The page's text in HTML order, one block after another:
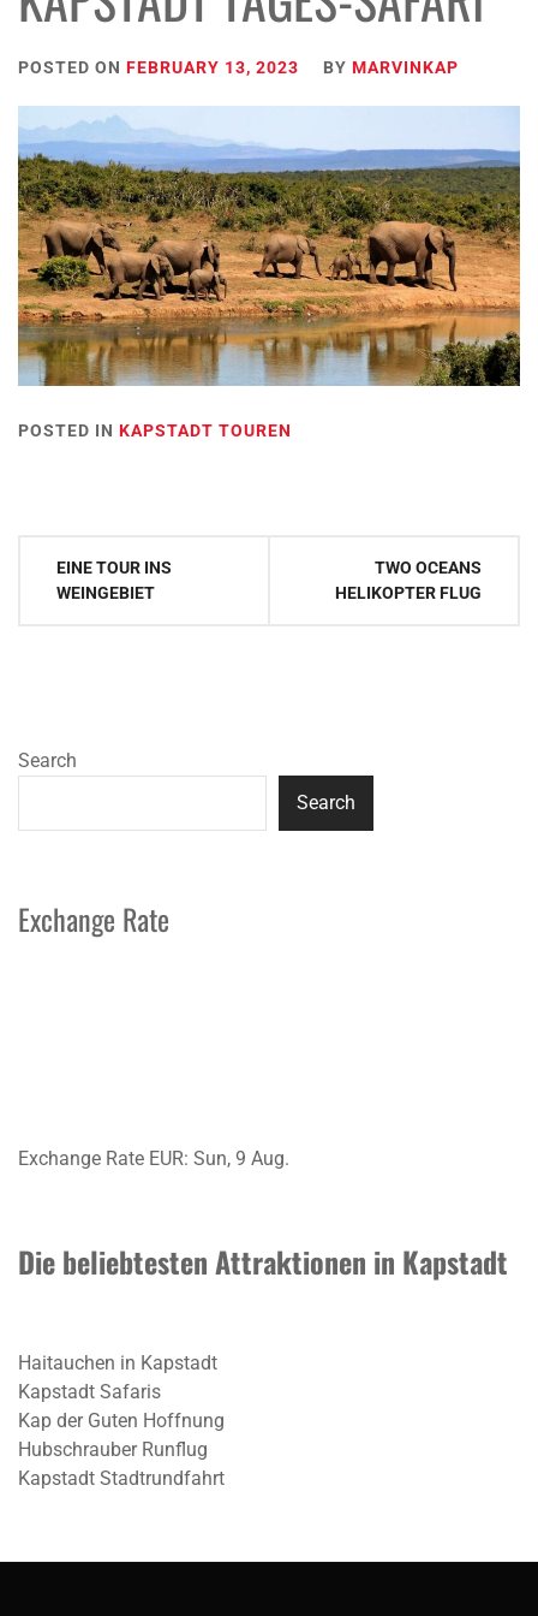
POSTED ON FEBRUARY 13, 2023 BY MARVINKAP
POSTED IN KAPSTADT TOUREN
Post
navigation
EINE TOUR INS
WEINGEBIET
TWO OCEANS
HELIKOPTER FLUG
Search
Search
Exchange Rate
Exchange Rate EUR: Sun, 9 Aug.
Die beliebtesten Attraktionen in Kapstadt
Haitauchen in Kapstadt
Kapstadt Safaris
Kap der Guten Hoffnung
Hubschrauber Runflug
Kapstadt Stadtrundfahrt